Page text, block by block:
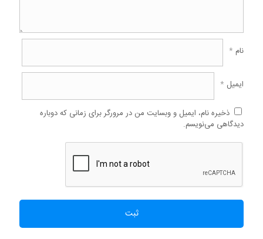
نام *
ایمیل *
ذخیره نام، ایمیل و وبسایت من در مرورگر برای زمانی که دوباره
دیدگاهی می‌نویسم.